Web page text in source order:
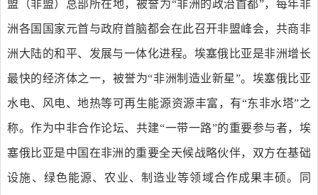
盟（非盟）总部所在地，被誉为“非洲的政治首都”，每年非
洲各国国家元首与政府首脑都会在此召开非盟峰会，共商非
洲大陆的和平、发展与一体化进程。埃塞俄比亚是非洲增长
最快的经济体之一，被誉为“非洲制造业新星”。埃塞俄比亚
水电、风电、地热等可再生能源资源丰富，有“东非水塔”之
称。作为中非合作论坛、共建“一带一路”的重要参与者，埃
塞俄比亚是中国在非洲的重要全天候战略伙伴，双方在基础
设施、绿色能源、农业、制造业等领域合作成果丰硕。同